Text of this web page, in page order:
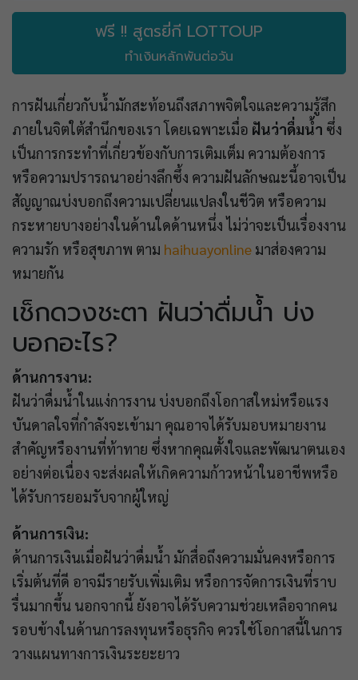
ฟรี !! สูตรยี่กี LOTTOUP
ทำเงินหลักพันต่อวัน
การฝันเกี่ยวกับน้ำมักสะท้อนถึงสภาพจิตใจและความรู้สึก
ภายในจิตใต้สำนึกของเรา โดยเฉพาะเมื่อ ฝันว่าดื่มน้ำ ซึ่ง
เป็นการกระทำที่เกี่ยวข้องกับการเติมเต็ม ความต้องการ
หรือความปรารถนาอย่างลึกซึ้ง ความฝันลักษณะนี้อาจเป็น
สัญญาณบ่งบอกถึงความเปลี่ยนแปลงในชีวิต หรือความ
กระหายบางอย่างในด้านใดด้านหนึ่ง ไม่ว่าจะเป็นเรื่องงาน
ความรัก หรือสุขภาพ ตาม haihuayonline มาส่องความ
หมายกัน
เช็กดวงชะตา ฝันว่าดื่มน้ำ บ่ง
บอกอะไร?
ด้านการงาน:
ฝันว่าดื่มน้ำในแง่การงาน บ่งบอกถึงโอกาสใหม่หรือแรง
บันดาลใจที่กำลังจะเข้ามา คุณอาจได้รับมอบหมายงาน
สำคัญหรืองานที่ท้าทาย ซึ่งหากคุณตั้งใจและพัฒนาตนเอง
อย่างต่อเนื่อง จะส่งผลให้เกิดความก้าวหน้าในอาชีพหรือ
ได้รับการยอมรับจากผู้ใหญ่
ด้านการเงิน:
ด้านการเงินเมื่อฝันว่าดื่มน้ำ มักสื่อถึงความมั่นคงหรือการ
เริ่มต้นที่ดี อาจมีรายรับเพิ่มเติม หรือการจัดการเงินที่ราบ
รื่นมากขึ้น นอกจากนี้ ยังอาจได้รับความช่วยเหลือจากคน
รอบข้างในด้านการลงทุนหรือธุรกิจ ควรใช้โอกาสนี้ในการ
วางแผนทางการเงินระยะยาว